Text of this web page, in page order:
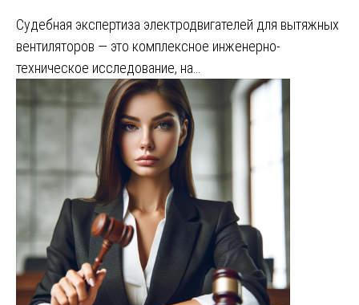
Судебная экспертиза электродвигателей для вытяжных
вентиляторов — это комплексное инженерно-
техническое исследование, на…